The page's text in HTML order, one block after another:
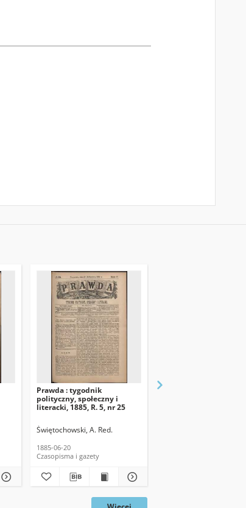
Prawda : tygodnik
polityczny, społeczny i
literacki, 1885, R. 5, nr 25
Świętochowski, A. Red.
1885-06-20
Czasopisma i gazety